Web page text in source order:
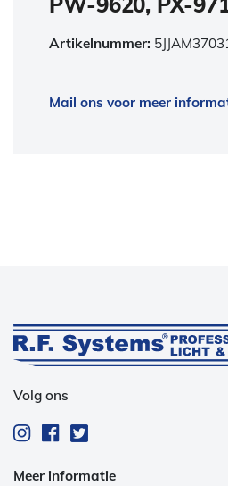
Artikelnummer:
Mail ons voor meer
Volg ons
Meer informatie